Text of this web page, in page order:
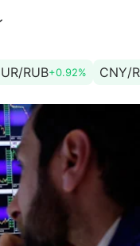
RUB+0.92% CNY/